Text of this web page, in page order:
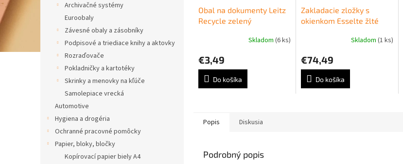
Archivačné systémy
Euroobaly
Závesné obaly a zásobníky
Podpisové a triediace knihy a aktovky
Rozraďovače
Pokladničky a kartotéky
Skrinky a menovky na kľúče
Samolepiace vrecká
Automotive
Hygiena a drogéria
Ochranné pracovné pomôcky
Papier, bloky, bločky
Kopírovací papier biely A4
Obal na dokumenty Leitz
Recycle zelený
Skladom (6 ks)
€3,49
Do košíka
Zakladacie zložky s
okienkom Esselte žlté
Skladom (1 ks)
€74,49
Do košíka
Popis Diskusia
Podrobný popis